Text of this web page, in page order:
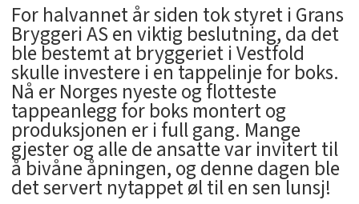
For halvannet år siden tok styret i Grans
Bryggeri AS en viktig beslutning, da det
ble bestemt at bryggeriet i Vestfold
skulle investere i en tappelinje for boks.
Nå er Norges nyeste og flotteste
tappeanlegg for boks montert og
produksjonen er i full gang. Mange
gjester og alle de ansatte var invitert til
å bivåne åpningen, og denne dagen ble
det servert nytappet øl til en sen lunsj!